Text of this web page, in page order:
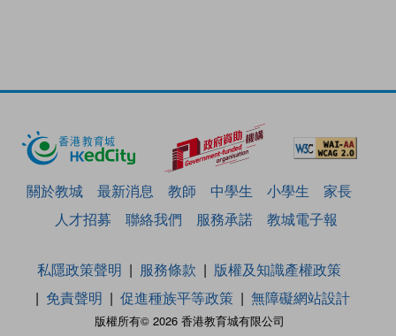
關於教城 最新消息 教師 中學生 小學生
家長
人才招募
聯絡我們 服務承諾 教城電子報
版權所有© 2026 香港教育城有限公司
私隱政策聲明 服務條款
版權及知識產權政策
免責聲明
促進種族平等政策 無障礙網站設計